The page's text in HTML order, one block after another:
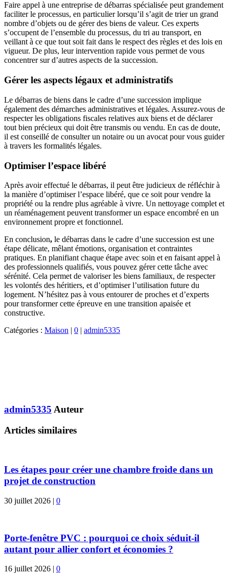
Faire appel à une entreprise de débarras spécialisée peut grandement
faciliter le processus, en particulier lorsqu’il s’agit de trier un grand
nombre d’objets ou de gérer des biens de valeur. Ces experts
s’occupent de l’ensemble du processus, du tri au transport, en
veillant à ce que tout soit fait dans le respect des règles et des lois en
vigueur. De plus, leur intervention rapide vous permet de vous
concentrer sur d’autres aspects de la succession.
Gérer les aspects légaux et administratifs
Le débarras de biens dans le cadre d’une succession implique
également des démarches administratives et légales. Assurez-vous de
respecter les obligations fiscales relatives aux biens et de déclarer
tout bien précieux qui doit être transmis ou vendu. En cas de doute,
il est conseillé de consulter un notaire ou un avocat pour vous guider
à travers les formalités légales.
Optimiser l’espace libéré
Après avoir effectué le débarras, il peut être judicieux de réfléchir à
la manière d’optimiser l’espace libéré, que ce soit pour vendre la
propriété ou la rendre plus agréable à vivre. Un nettoyage complet et
un réaménagement peuvent transformer un espace encombré en un
environnement propre et fonctionnel.
En conclusion, le débarras dans le cadre d’une succession est une
étape délicate, mêlant émotions, organisation et contraintes
pratiques. En planifiant chaque étape avec soin et en faisant appel à
des professionnels qualifiés, vous pouvez gérer cette tâche avec
sérénité. Cela permet de valoriser les biens familiaux, de respecter
les volontés des héritiers, et d’optimiser l’utilisation future du
logement. N’hésitez pas à vous entourer de proches et d’experts
pour transformer cette épreuve en une transition apaisée et
constructive.
Catégories : Maison | 0 | admin5335
admin5335 Auteur
Articles similaires
Les étapes pour créer une chambre froide dans un
projet de construction
30 juillet 2026 | 0
Porte-fenêtre PVC : pourquoi ce choix séduit-il
autant pour allier confort et économies ?
16 juillet 2026 | 0